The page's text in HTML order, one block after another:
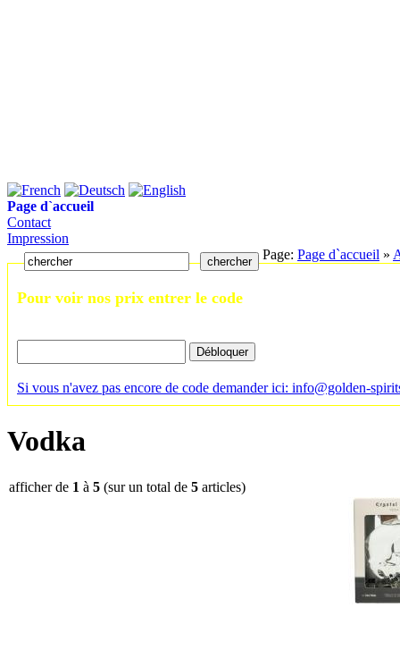
Page d`accueil
Contact
Impression
chercher Page: Page d`accueil »
Pour voir nos prix entrer le code
Si vous n'avez pas encore de code demander ici: info@golden-
Vodka
afficher de 1 à 5 (sur un total de 5 articles)